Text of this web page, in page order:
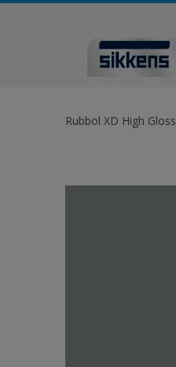
Rubbol XD High Gloss